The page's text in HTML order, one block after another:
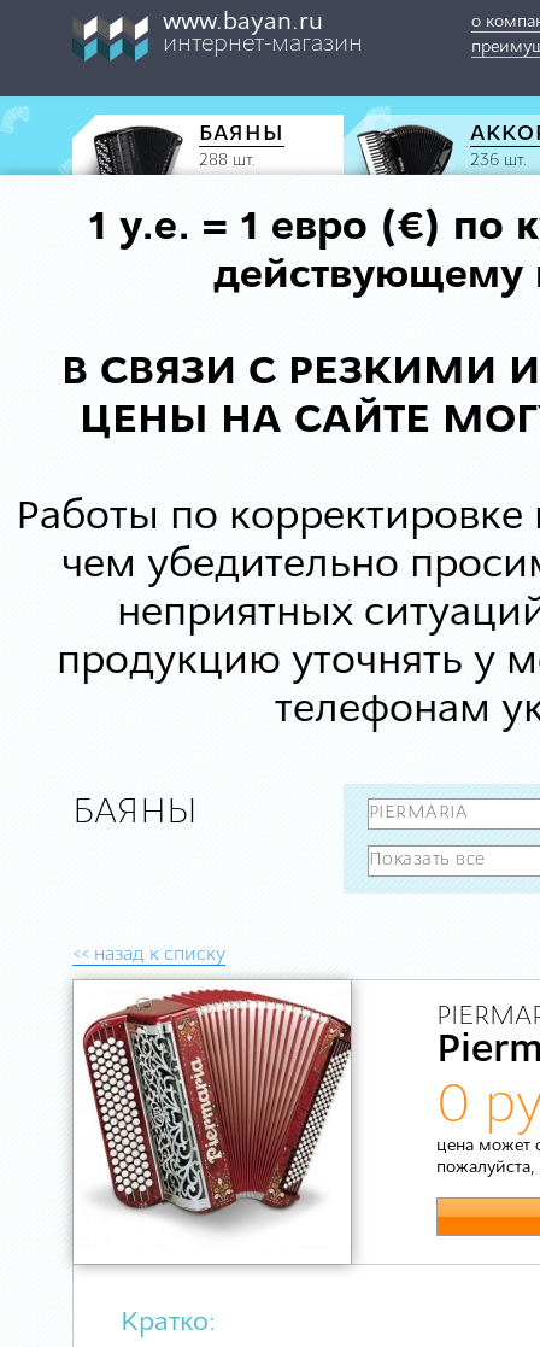
www.bayan.ru
интернет-магазин
о
БАЯНЫ
288 шт. 236 шт.
1 у.е. = 1 евро (€) по
действующему
В СВЯЗИ С РЕЗКИМИ
ЦЕНЫ НА САЙТЕ
Работы по корректировке
чем убедительно
неприятных
продукцию уточнять у
телефонам
БАЯНЫ
<< назад к списку
0
цена может
пожалуйста,
Кратко: